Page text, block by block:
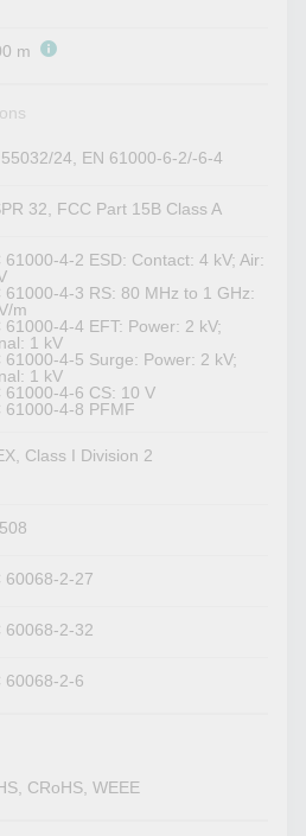
m
24, EN 61000-6-2/-6-4
32, FCC Part 15B Class A
61000-4-2 ESD: Contact: 4 kV; Air:
61000-4-3 RS: 80 MHz to 1 GHz:
m
61000-4-4 EFT: Power: 2 kV;
1 kV
61000-4-5 Surge: Power: 2 kV;
1 kV
61000-4-6 CS: 10 V
61000-4-8 PFMF
Class I Division 2
60068-2-27
60068-2-32
60068-2-6
CRoHS, WEEE